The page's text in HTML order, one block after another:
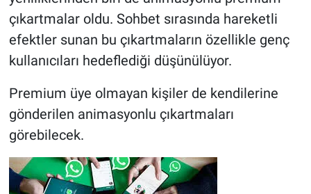
çıkartmalar oldu. Sohbet sırasında hareketli
efektler sunan bu çıkartmaların özellikle genç
kullanıcıları hedeflediği düşünülüyor.
Premium üye olmayan kişiler de kendilerine
gönderilen animasyonlu çıkartmaları
görebilecek.